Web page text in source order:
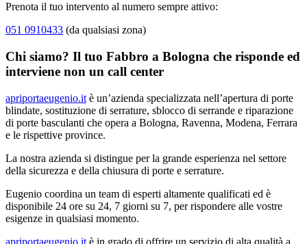
Prenota il tuo intervento al numero sempre attivo:
051 0910433 (da qualsiasi zona)
Chi siamo? Il tuo Fabbro a Bologna che risponde ed
interviene non un call center
apriportaeugenio.it è un’azienda specializzata nell’apertura di porte
blindate, sostituzione di serrature, sblocco di serrande e riparazione
di porte basculanti che opera a Bologna, Ravenna, Modena, Ferrara
e le rispettive province.
La nostra azienda si distingue per la grande esperienza nel settore
della sicurezza e della chiusura di porte e serrature.
Eugenio coordina un team di esperti altamente qualificati ed è
disponibile 24 ore su 24, 7 giorni su 7, per rispondere alle vostre
esigenze in qualsiasi momento.
apriportaeugenio.it è in grado di offrire un servizio di alta qualità a